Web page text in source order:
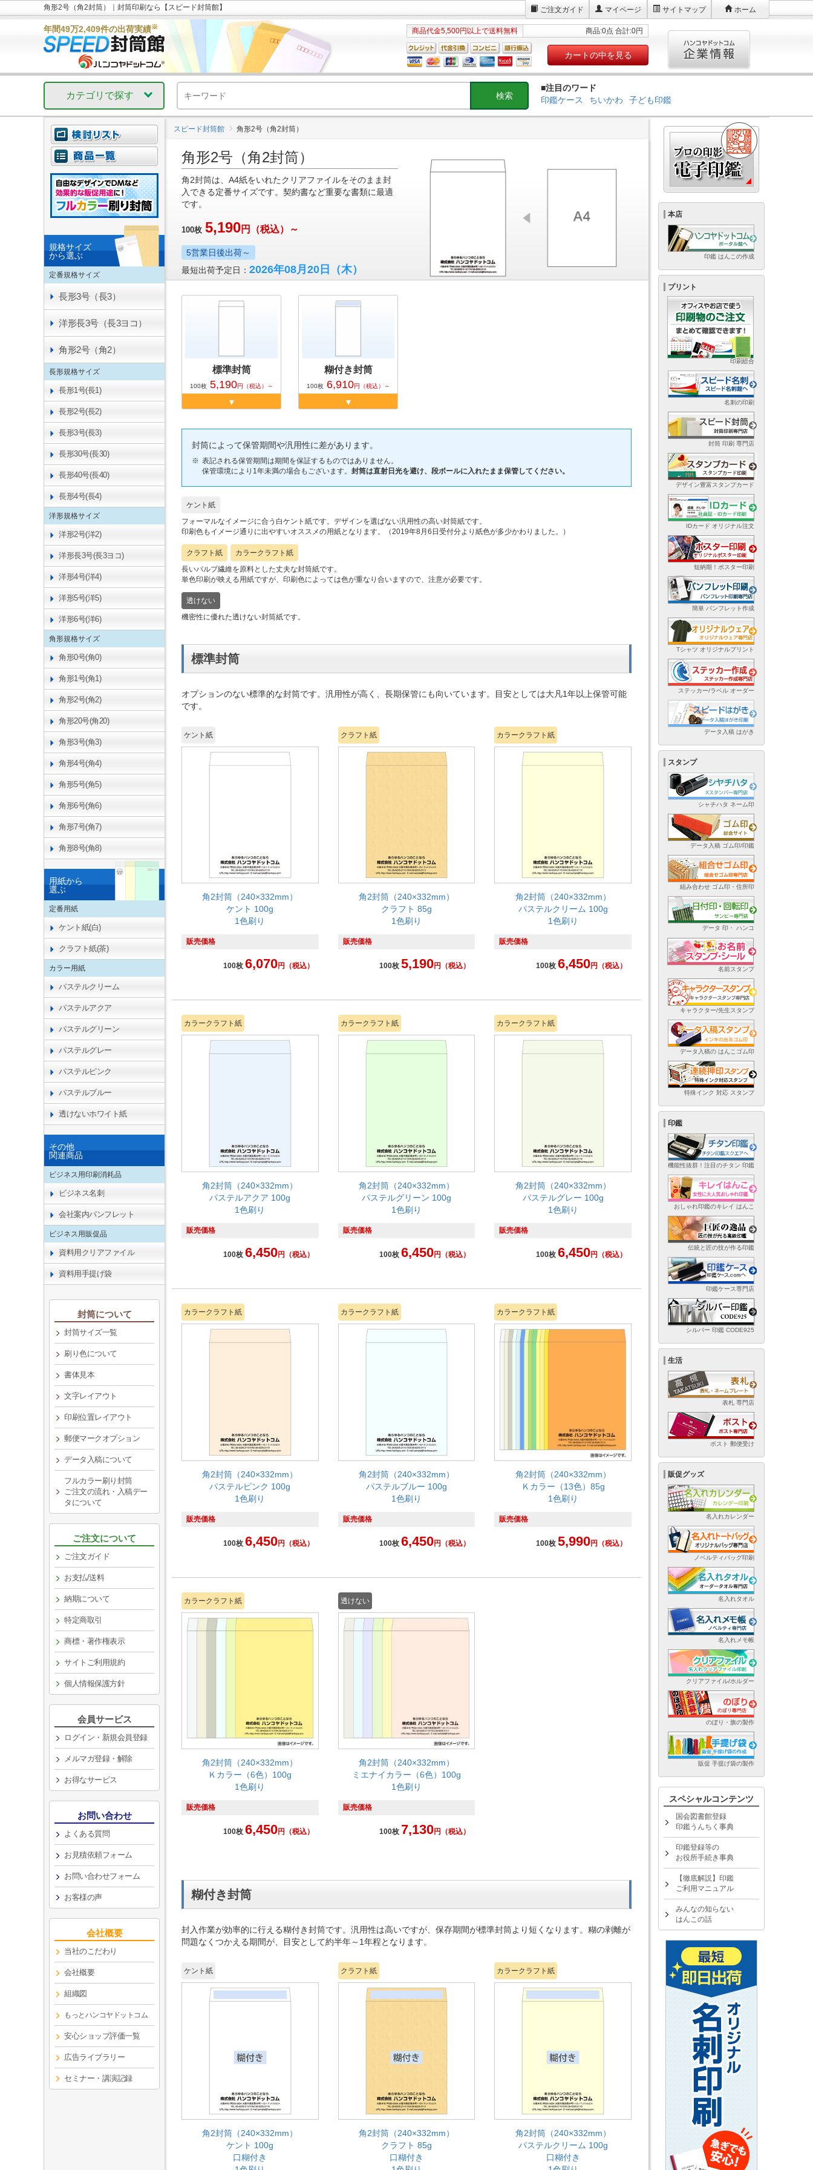
角形2号（角2封筒）｜封筒印刷なら【スピード封筒館】 ご注文ガイド マイページ サイトマップ ホーム
年間49万2,409件の出荷実績※
商品代金5,500円以上で送料無料 商品:0点 合計:0円
カートの中を見る
カテゴリで探す
■注目のワード
印鑑ケース
ちいかわ 子ども印鑑
スピード封筒館 角形2号（角2封筒）
角形2号（角2封筒）
角2封筒は、A4紙をいれたクリアファイルをそのまま封
入できる定番サイズです。契約書など重要な書類に最適
です。
100枚 5,190円 （税込）～
5営業日後出荷～
最短出荷予定日： 2026年08月20日 （木）
標準封筒
100枚 5,190円 （税込）～
糊付き封筒
100枚 6,910円 （税込）～
封筒によって保管期間や汎用性に差があります。
表記される保管期間は期間を保証するものではありません。
保管環境により1年未満の場合もございます。 封筒は直射日光を避け、段ボールに入れたまま保管してください。
ケント紙
フォーマルなイメージに合う白ケント紙です。デザインを選ばない汎用性の高い封筒紙です。
印刷色もイメージ通りに出やすいオススメの用紙となります。（2019年8月6日受付分より紙色が多少かわりました。）
クラフト紙
カラークラフト紙
長いパルプ繊維を原料とした丈夫な封筒紙です。
単色印刷が映える用紙ですが、印刷色によっては色が重なり合いますので、注意が必要です。
透けない
機密性に優れた透けない封筒紙です。
標準封筒
オプションのない標準的な封筒です。汎用性が高く、長期保管にも向いています。目安としては大凡1年以上保管可能
です。
ケント紙
角2封筒（240×332mm）
ケント 100g
1色刷り
販売価格
100枚 6,070円 （税込）
クラフト紙
角2封筒（240×332mm）
クラフト 85g
1色刷り
販売価格
100枚5,190円 （税込）
カラークラフト紙
角2封筒（240×332mm）
パステルクリーム 100g
1色刷り
販売価格
100枚 6,450円 （税込）
カラークラフト紙
角2封筒（240×332mm）
パステルアクア 100g
1色刷り
販売価格
100枚 6,450円 （税込）
カラークラフト紙
角2封筒（240×332mm）
パステルグリーン 100g
1色刷り
販売価格
100枚6,450円 （税込）
カラークラフト紙
角2封筒（240×332mm）
パステルグレー 100g
1色刷り
販売価格
100枚 6,450円 （税込）
カラークラフト紙
角2封筒（240×332mm）
パステルピンク 100g
1色刷り
販売価格
100枚 6,450円 （税込）
カラークラフト紙
角2封筒（240×332mm）
パステルブルー 100g
1色刷り
販売価格
100枚6,450円 （税込）
カラークラフト紙
角2封筒（240×332mm）
Ｋカラー（13色）85g
1色刷り
販売価格
100枚 5,990円 （税込）
カラークラフト紙
角2封筒（240×332mm）
Ｋカラー（6色）100g
1色刷り
販売価格
100枚 6,450円 （税込）
透けない
角2封筒（240×332mm）
ミエナイカラー（6色）100g
1色刷り
販売価格
100枚 7,130円 （税込）
糊付き封筒
封入作業が効率的に行える糊付き封筒です。汎用性は高いですが、保存期間が標準封筒より短くなります。糊の剥離が
問題なくつかえる期間が、目安として約半年～1年程となります。
ケント紙
角2封筒（240×332mm）
ケント 100g
口糊付き
クラフト紙
角2封筒（240×332mm）
クラフト 85g
口糊付き
カラークラフト紙
角2封筒（240×332mm）
パステルクリーム 100g
口糊付き
規格サイズ
から選ぶ
定番規格サイズ
長形3号（長3）
洋形長3号（長3ヨコ）
角形2号（角2）
長形規格サイズ
長形1号(長1)
長形2号(長2)
長形3号(長3)
長形30号(長30)
長形40号(長40)
長形4号(長4)
洋形規格サイズ
洋形2号(洋2)
洋形長3号(長3ヨコ)
洋形4号(洋4)
洋形5号(洋5)
洋形6号(洋6)
角形規格サイズ
角形0号(角0)
角形1号(角1)
角形2号(角2)
角形20号(角20)
角形3号(角3)
角形4号(角4)
角形5号(角5)
角形6号(角6)
角形7号(角7)
角形8号(角8)
用紙から
選ぶ
定番用紙
ケント紙(白)
クラフト紙(茶)
カラー用紙
パステルクリーム
パステルアクア
パステルグリーン
パステルグレー
パステルピンク
パステルブルー
透けないホワイト紙
その他
関連商品
ビジネス用印刷消耗品
ビジネス名刺
会社案内パンフレット
ビジネス用販促品
資料用クリアファイル
資料用手提げ袋
封筒について
封筒サイズ一覧
刷り色について
書体見本
文字レイアウト
印刷位置レイアウト
郵便マークオプション
データ入稿について
フルカラー刷り封筒
ご注文の流れ・入稿デー
タについて
ご注文について
ご注文ガイド
お支払/送料
納期について
特定商取引
商標・著作権表示
サイトご利用規約
個人情報保護方針
会員サービス
ログイン・新規会員登録
メルマガ登録・解除
お得なサービス
お問い合わせ
よくある質問
お見積依頼フォーム
お問い合わせフォーム
お客様の声
会社概要
当社のこだわり
会社概要
組織図
もっとハンコヤドットコム
安心ショップ評価一覧
広告ライブラリー
セミナー・講演記録
本店
印鑑 はんこの作成
プリント
印刷総合
名刺の印刷
封筒 印刷 専門店
デザイン豊富スタンプカード
IDカード オリジナル注文
短納期！ポスター印刷
簡単 パンフレット作成
Tシャツ オリジナルプリント
ステッカー/ラベル オーダー
データ入稿 はがき
スタンプ
シャチハタ ネーム印
データ入稿 ゴム印/印鑑
組み合わせ ゴム印・住所印
データ 印・ ハンコ
名前スタンプ
キャラクター/先生スタンプ
データ入稿の はんこゴム印
特殊インク 対応 スタンプ
印鑑
機能性抜群！注目のチタン 印鑑
おしゃれ印鑑のキレイ はんこ
伝統と匠の技が作る印鑑
印鑑ケース専門店
シルバー 印鑑 CODE925
生活
表札 専門店
ポスト 郵便受け
販促グッズ
名入れカレンダー
ノベルティバッグ印刷
名入れタオル
名入れメモ帳
クリアファイル/ホルダー
のぼり・旗の製作
販促 手提げ袋の製作
スペシャルコンテンツ
国会図書館登録
印鑑うんちく事典
印鑑登録等の
お役所手続き事典
【徹底解説】印鑑
ご利用マニュアル
みんなの知らない
はんこの話